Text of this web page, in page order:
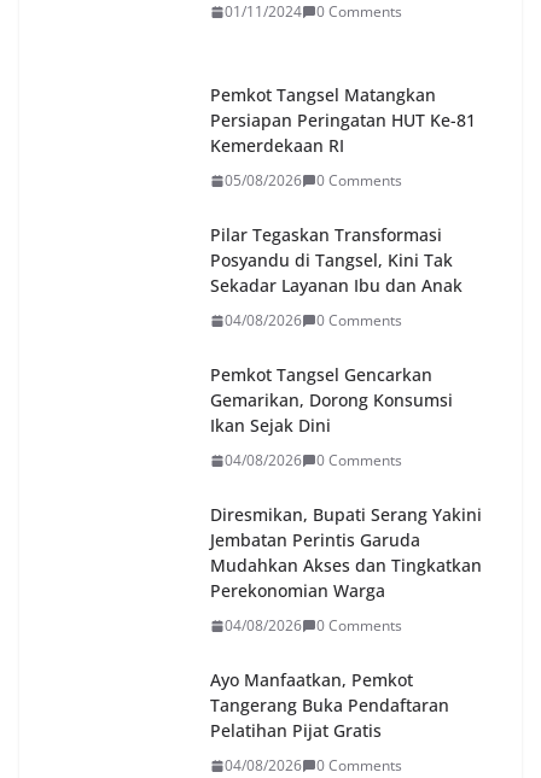
01/11/2024 0 Comments
Pemkot Tangsel Matangkan
Persiapan Peringatan HUT Ke-81
Kemerdekaan RI
05/08/2026 0 Comments
Pilar Tegaskan Transformasi
Posyandu di Tangsel, Kini Tak
Sekadar Layanan Ibu dan Anak
04/08/2026 0 Comments
Pemkot Tangsel Gencarkan
Gemarikan, Dorong Konsumsi
Ikan Sejak Dini
04/08/2026 0 Comments
Diresmikan, Bupati Serang Yakini
Jembatan Perintis Garuda
Mudahkan Akses dan Tingkatkan
Perekonomian Warga
04/08/2026 0 Comments
Ayo Manfaatkan, Pemkot
Tangerang Buka Pendaftaran
Pelatihan Pijat Gratis
04/08/2026 0 Comments